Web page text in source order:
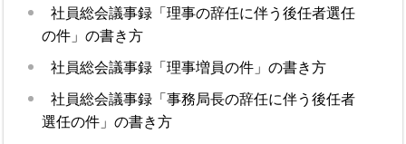
社員総会議事録「理事の辞任に伴う後任者選任
の件」の書き方
社員総会議事録「理事増員の件」の書き方
社員総会議事録「事務局長の辞任に伴う後任者
選任の件」の書き方